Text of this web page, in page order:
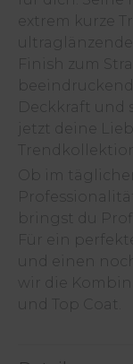
extrem kurze
Finish zum
Deckkraft und
jetzt deine
Trendkollektion.
Ob im
bringst du
Für ein
und einen
wir die
und Top Coat.